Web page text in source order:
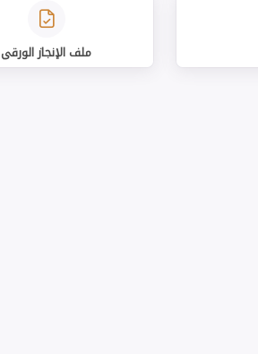
ملف الإنجاز الورقي